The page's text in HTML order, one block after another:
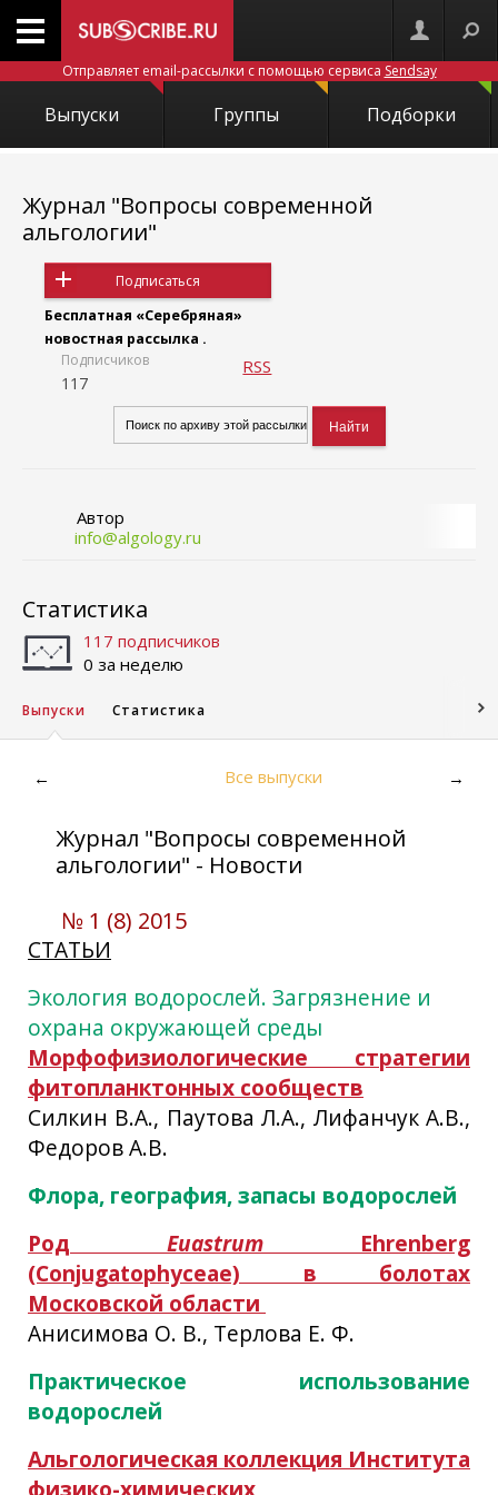
Отправляет email-рассылки с помощью сервиса Sendsay
Выпуски Группы Подборки
Журнал "Вопросы современной
альгологии"
Подписаться
Бесплатная «Серебряная»
новостная рассылка .
Подписчиков
117
RSS
Автор
info@algology.ru
Статистика
117 подписчиков
0 за неделю
Выпуски Статистика
← Все выпуски →
Журнал "Вопросы современной
альгологии" - Новости
№ 1 (8) 2015
СТАТЬИ
Экология водорослей. Загрязнение и
охрана окружающей среды
Морфофизиологические стратегии
фитопланктонных сообществ
Силкин В.А., Паутова Л.А., Лифанчук А.В.,
Федоров А.В.
Флора, география, запасы водорослей
Род Euastrum Ehrenberg
(Conjugatophyceae) в болотах
Московской области
Анисимова О. В., Терлова Е. Ф.
Практическое использование
водорослей
Альгологическая коллекция Института
физико-химических